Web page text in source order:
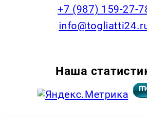
+7 (987) 159-27-
Наша